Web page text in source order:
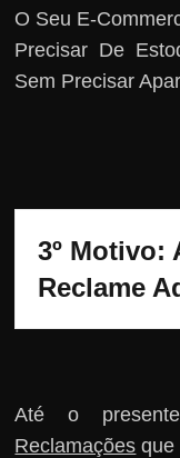
O Seu E-
Precisar De
Sem Precisar
3º Motivo:
Reclame
Até o
Reclamações que